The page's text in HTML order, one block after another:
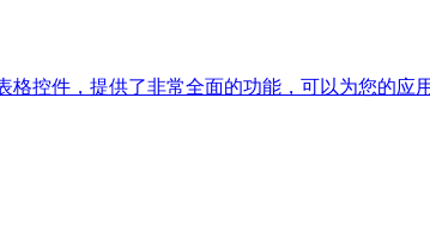
格控件，提供了非常全面的功能，可以为您的